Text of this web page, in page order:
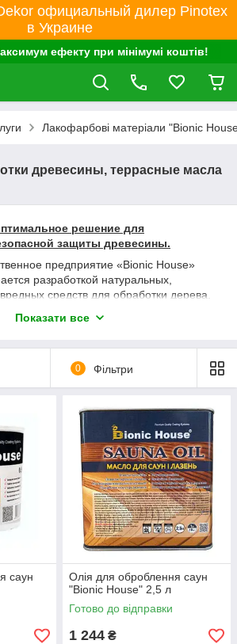
официальный дилер Pinotex
в Украине
ефекту при мінімумі коштів!
Лакофарбові матеріали "Bionic
древесины, террасные масла
решение для
защиты древесины.
предприятие «Bionic House»
разработкой натуральных,
средств для обработки дерева.
работает над разработкой
составов.
«Изделия из дерева нуждаются только в
без шкоди для їх здоров'я
Показати все
0 Фільтри
саун
Олія для оброблення саун
"Bionic House" 2,5 л
Готово до відправки
1 244 ₴